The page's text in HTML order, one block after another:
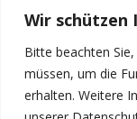
Wir schützen
Bitte beachten
müssen, um die
erhalten. Weitere
Outdoor
Kugelbahn-
Winter